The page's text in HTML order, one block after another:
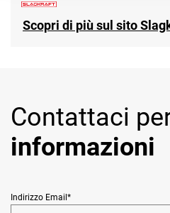
Scopri di più sul sito
Contattaci
informazioni
Indirizzo Email *